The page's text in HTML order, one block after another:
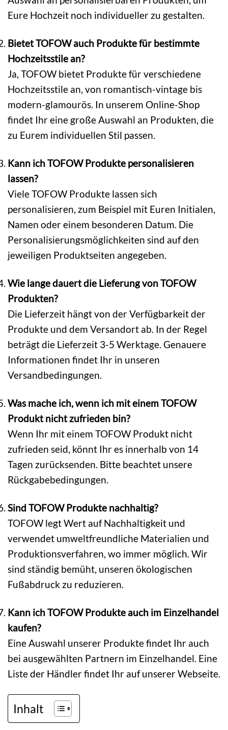
Eure Hochzeit noch individueller zu gestalten.
Bietet TOFOW auch Produkte für bestimmte
Hochzeitsstile an?
Ja, TOFOW bietet Produkte für verschiedene
Hochzeitsstile an, von romantisch-vintage bis
modern-glamourös. In unserem Online-Shop
findet Ihr eine große Auswahl an Produkten, die
zu Eurem individuellen Stil passen.
Kann ich TOFOW Produkte personalisieren
lassen?
Viele TOFOW Produkte lassen sich
personalisieren, zum Beispiel mit Euren Initialen,
Namen oder einem besonderen Datum. Die
Personalisierungsmöglichkeiten sind auf den
jeweiligen Produktseiten angegeben.
Wie lange dauert die Lieferung von TOFOW
Produkten?
Die Lieferzeit hängt von der Verfügbarkeit der
Produkte und dem Versandort ab. In der Regel
beträgt die Lieferzeit 3-5 Werktage. Genauere
Informationen findet Ihr in unseren
Versandbedingungen.
Was mache ich, wenn ich mit einem TOFOW
Produkt nicht zufrieden bin?
Wenn Ihr mit einem TOFOW Produkt nicht
zufrieden seid, könnt Ihr es innerhalb von 14
Tagen zurücksenden. Bitte beachtet unsere
Rückgabebedingungen.
Sind TOFOW Produkte nachhaltig?
TOFOW legt Wert auf Nachhaltigkeit und
verwendet umweltfreundliche Materialien und
Produktionsverfahren, wo immer möglich. Wir
sind ständig bemüht, unseren ökologischen
Fußabdruck zu reduzieren.
Kann ich TOFOW Produkte auch im Einzelhandel
kaufen?
Eine Auswahl unserer Produkte findet Ihr auch
bei ausgewählten Partnern im Einzelhandel. Eine
Liste der Händler findet Ihr auf unserer Webseite.
Inhalt